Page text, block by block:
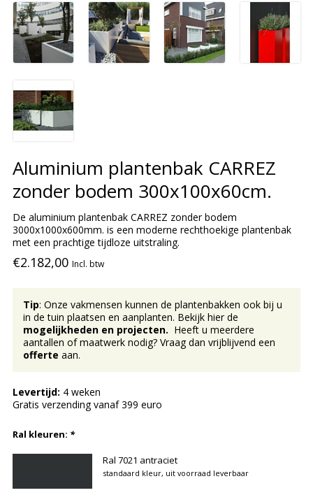
Aluminium plantenbak CARREZ
zonder bodem 300x100x60cm.
De aluminium plantenbak CARREZ zonder bodem
3000x1000x600mm. is een moderne rechthoekige plantenbak
met een prachtige tijdloze uitstraling.
€2.182,00 Incl. btw
Tip: Onze vakmensen kunnen de plantenbakken ook bij u
in de tuin plaatsen en aanplanten. Bekijk hier de
mogelijkheden en projecten. Heeft u meerdere
aantallen of maatwerk nodig? Vraag dan vrijblijvend een
offerte aan.
Levertijd: 4 weken
Gratis verzending vanaf 399 euro
Ral kleuren: *
Ral 7021 antraciet
standaard kleur, uit voorraad leverbaar